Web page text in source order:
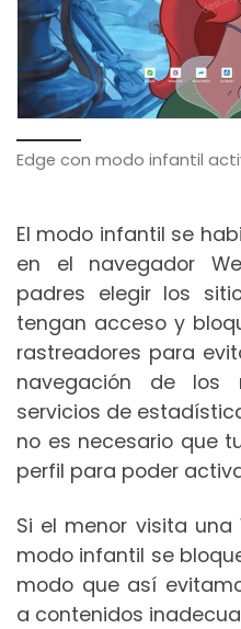
Edge con modo infantil
El modo infantil se
en el navegador
padres elegir los
tengan acceso y
rastreadores para
navegación de los
servicios de
no es necesario que
perfil para poder
Si el menor visita
modo infantil se
modo que así
a contenidos